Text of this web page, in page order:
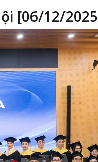
[06/12/